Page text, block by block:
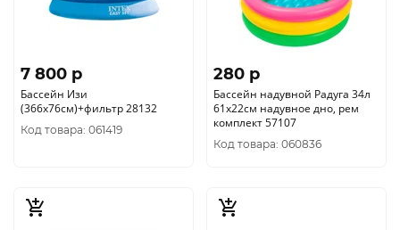
7 800 p
Бассейн Изи
(366х76см)+фильтр 28132
Код товара: 061419
280 p
Бассейн надувной Радуга 34л
61x22см надувное дно, рем
комплект 57107
Код товара: 060836